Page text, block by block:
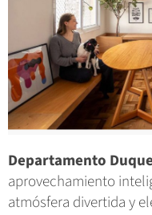
Departamento
aprovechamiento
atmósfera divertida y